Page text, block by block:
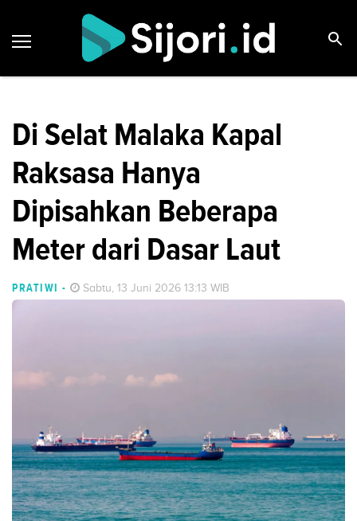
Di Selat Malaka Kapal
Raksasa Hanya
Dipisahkan Beberapa
Meter dari Dasar Laut
PRATIWI - Sabtu, 13 Juni 2026 13:13 WIB